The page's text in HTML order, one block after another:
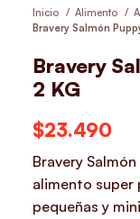
Inicio Alimento
Bravery Salmón
Bravery
2 KG
$23.490
Bravery
alimento super
pequeñas y